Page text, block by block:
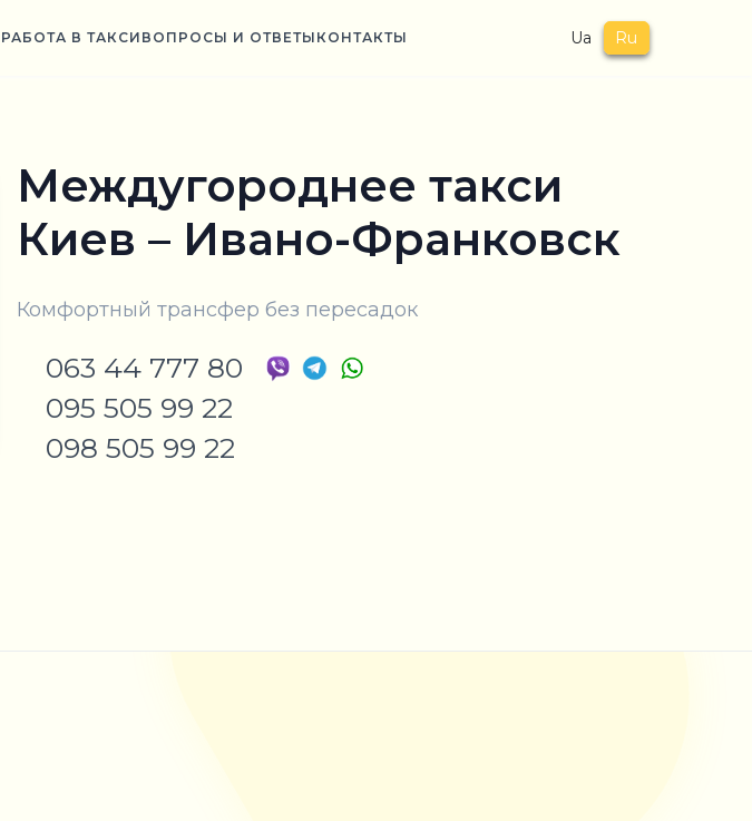
РАБОТА В ТАКСИ ВОПРОСЫ И ОТВЕТЫ КОНТАКТЫ Ua Ru
Междугороднее такси
Киев – Ивано-Франковск
Комфортный трансфер без пересадок
063 44 777 80
095 505 99 22
098 505 99 22